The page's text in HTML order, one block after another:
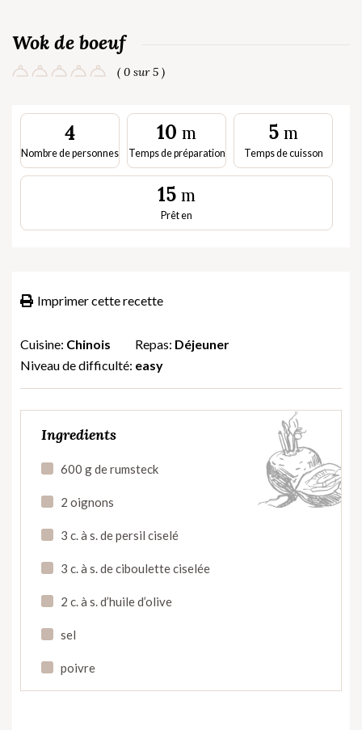
Wok de boeuf
( 0 sur 5 )
4
Nombre de personnes
10m
Temps de préparation
5m
Temps de cuisson
15m
Prêt en
Imprimer cette recette
Cuisine: Chinois Repas: Déjeuner
Niveau de difficulté: easy
Ingredients
600 g de rumsteck
2 oignons
3 c. à s. de persil ciselé
3 c. à s. de ciboulette ciselée
2 c. à s. d’huile d’olive
sel
poivre